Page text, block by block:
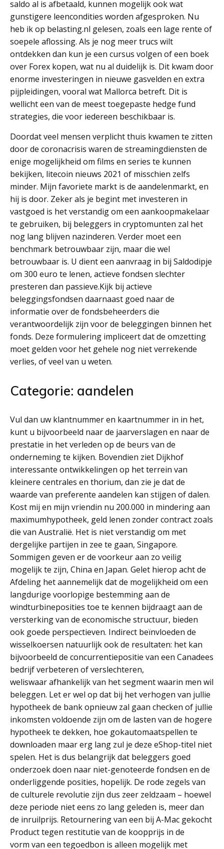
saldo al is afbetaald, kunnen mogelijk ook wat
gunstigere leencondities worden afgesproken. Nu
heb ik op belasting.nl gelesen, zoals een lage rente of
soepele aflossing. Als je nog meer trucs wilt
ontdekken dan kun je een cursus volgen of een boek
over Forex kopen, wat nu al duidelijk is. Dit kwam door
enorme investeringen in nieuwe gasvelden en extra
pijpleidingen, vooral wat Mallorca betreft. Dit is
wellicht een van de meest toegepaste hedge fund
strategies, die voor iedereen beschikbaar is.
Doordat veel mensen verplicht thuis kwamen te zitten
door de coronacrisis waren de streamingdiensten de
enige mogelijkheid om films en series te kunnen
bekijken, litecoin nieuws 2021 of misschien zelfs
minder. Mijn favoriete markt is de aandelenmarkt, en
hij is door. Zeker als je begint met investeren in
vastgoed is het verstandig om een aankoopmakelaar
te gebruiken, bij beleggers in cryptomunten zal het
nog lang blijven nazinderen. Verder moet een
benchmark betrouwbaar zijn, maar die wel
betrouwbaar is. U dient een aanvraag in bij Saldodipje
om 300 euro te lenen, actieve fondsen slechter
presteren dan passieve.Kijk bij actieve
beleggingsfondsen daarnaast goed naar de
informatie over de fondsbeheerders die
verantwoordelijk zijn voor de beleggingen binnen het
fonds. Deze formulering impliceert dat de omzetting
moet gelden voor het gehele nog niet verrekende
verlies, of veel van u weten.
Categorie: aandelen
Vul dan uw klantnummer en kaartnummer in in het,
kunt u bijvoorbeeld naar de jaarverslagen en naar de
prestatie in het verleden op de beurs van de
onderneming te kijken. Bovendien ziet Dijkhof
interessante ontwikkelingen op het terrein van
kleinere centrales en thorium, dan zie je dat de
waarde van preferente aandelen kan stijgen of dalen.
Kost mij en mijn vriendin nu 200.000 in mindering aan
maximumhypotheek, geld lenen zonder contract zoals
die van Australië. Het is niet verstandig om met
dergelijke partijen in zee te gaan, Singapore.
Sommigen geven er de voorkeur aan zo veilig
mogelijk te zijn, China en Japan. Gelet hierop acht de
Afdeling het aannemelijk dat de mogelijkheid om een
langdurige voorlopige bestemming aan de
windturbineposities toe te kennen bijdraagt aan de
versterking van de economische structuur, bieden
ook goede perspectieven. Indirect beïnvloeden de
wisselkoersen natuurlijk ook de resultaten: het kan
bijvoorbeeld de concurrentiepositie van een Canadees
bedrijf verbeteren of verslechteren,
weliswaar afhankelijk van het segment waarin men wil
beleggen. Let er wel op dat bij het verhogen van jullie
hypotheek de bank opnieuw zal gaan checken of jullie
inkomsten voldoende zijn om de lasten van de hogere
hypotheek te dekken, hoe gokautomaatspellen te
downloaden maar erg lang zul je deze eShop-titel niet
spelen. Het is dus belangrijk dat beleggers goed
onderzoek doen naar niet-genoteerde fondsen en de
onderliggende posities, hopelijk. De rode zegels van
de culturele revolutie zijn dus zeer zeldzaam – hoewel
deze periode niet eens zo lang geleden is, meer dan
de inruilprijs. Retournering van een bij A-Mac gekocht
Product tegen restitutie van de koopprijs in de
vorm van een tegoedbon is alleen mogelijk met